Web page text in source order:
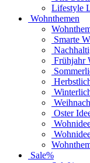
Lifestyle
Wohnthemen
Smarte
Frühjahr
Oster
Sale%